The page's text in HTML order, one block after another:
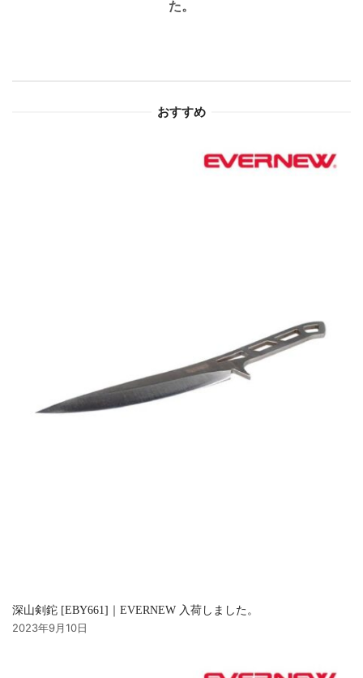
た。
おすすめ
深山剣鉈 [EBY661]｜EVERNEW 入荷しました。
2023年9月10日